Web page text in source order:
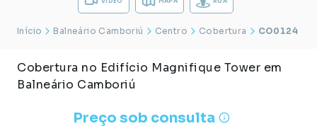
Início Balneário Camboriú Centro Cobertura CO0124
Preço sob consulta
Cobertura no Edifício Magnifique Tower em
Balneário Camboriú